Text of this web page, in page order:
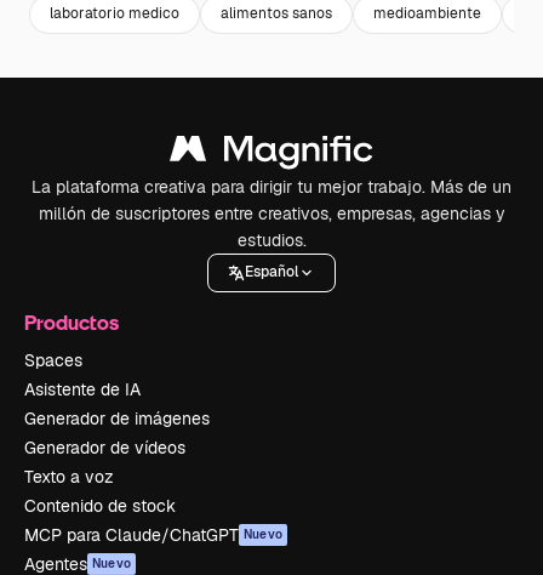
laboratorio medico alimentos sanos medioambiente
La plataforma creativa para dirigir tu mejor trabajo. Más de un
millón de suscriptores entre creativos, empresas, agencias y
estudios.
Español
Productos
Spaces
Asistente de IA
Generador de imágenes
Generador de vídeos
Texto a voz
Contenido de stock
MCP para Claude/ChatGPT Nuevo
Agentes Nuevo